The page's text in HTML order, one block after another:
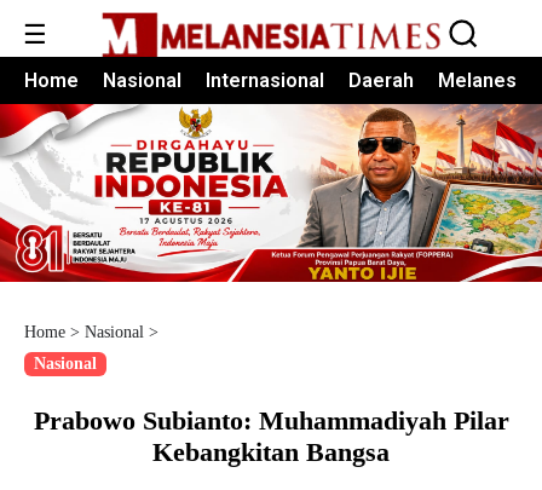
☰
Home Nasional Internasional Daerah Melanesia
Home > Nasional >
Nasional
Prabowo Subianto: Muhammadiyah Pilar
Kebangkitan Bangsa